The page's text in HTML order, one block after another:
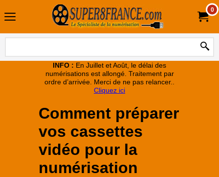
0
INFO : En Juillet et Août, le délai des
numérisations est allongé. Traitement par
ordre d’arrivée. Merci de ne pas relancer..
Cliquez ici
Comment préparer
vos cassettes
vidéo pour la
numérisation